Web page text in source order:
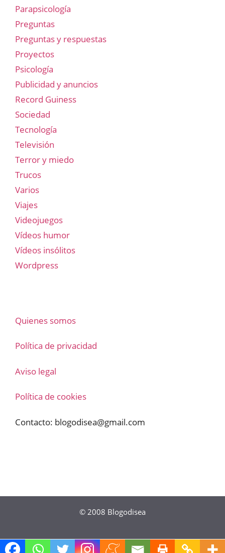
Parapsicología
Preguntas
Preguntas y respuestas
Proyectos
Psicología
Publicidad y anuncios
Record Guiness
Sociedad
Tecnología
Televisión
Terror y miedo
Trucos
Varios
Viajes
Videojuegos
Vídeos humor
Vídeos insólitos
Wordpress
Quienes somos
Política de privacidad
Aviso legal
Política de cookies
Contacto: blogodisea@gmail.com
© 2008 Blogodisea